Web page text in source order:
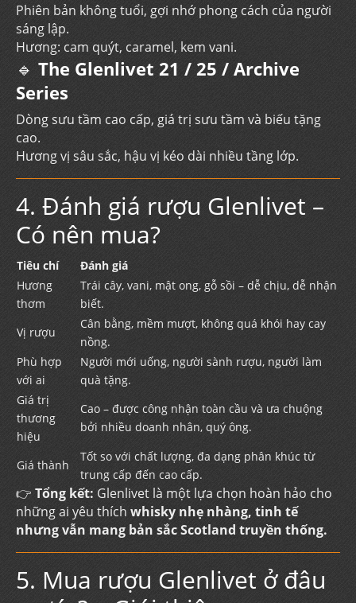
Phiên bản không tuổi, gợi nhớ phong cách của người
sáng lập.
Hương: cam quýt, caramel, kem vani.
🔹 The Glenlivet 21 / 25 / Archive
Series
Dòng sưu tầm cao cấp, giá trị sưu tầm và biếu tặng
cao.
Hương vị sâu sắc, hậu vị kéo dài nhiều tầng lớp.
4. Đánh giá rượu Glenlivet –
Có nên mua?
Tiêu chí
Đánh giá
Hương
thơm
Trái cây, vani, mật ong, gỗ sồi – dễ chịu, dễ nhận
biết.
Vị rượu
Cân bằng, mềm mượt, không quá khói hay cay
nồng.
Phù hợp
với ai
Người mới uống, người sành rượu, người làm
quà tặng.
Giá trị
thương
hiệu
Cao – được công nhận toàn cầu và ưa chuộng
bởi nhiều doanh nhân, quý ông.
Giá thành
Tốt so với chất lượng, đa dạng phân khúc từ
trung cấp đến cao cấp.
👉 Tổng kết: Glenlivet là một lựa chọn hoàn hảo cho
những ai yêu thích whisky nhẹ nhàng, tinh tế
nhưng vẫn mang bản sắc Scotland truyền thống.
5. Mua rượu Glenlivet ở đâu